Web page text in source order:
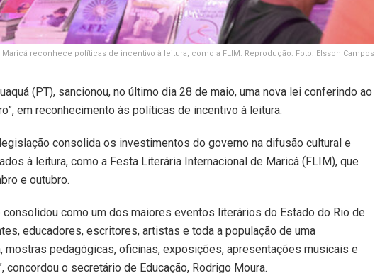
Maricá reconhece políticas de incentivo à leitura, como a FLIM. Reprodução. Foto: Elsson Campos
(PT), sancionou, no último dia 28 de maio, uma nova lei conferindo ao
em reconhecimento às políticas de incentivo à leitura.
consolida os investimentos do governo na difusão cultural e
à leitura, como a Festa Literária Internacional de Maricá (FLIM), que
e outubro.
como um dos maiores eventos literários do Estado do Rio de
educadores, escritores, artistas e toda a população de uma
mostras pedagógicas, oficinas, exposições, apresentações musicais e
o secretário de Educação, Rodrigo Moura.